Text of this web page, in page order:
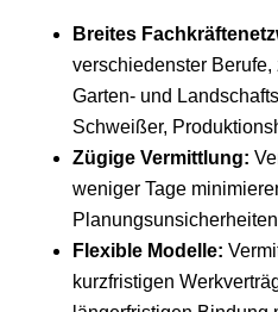
Breites
verschiedenster
Garten- und
Schweißer,
Zügige Vermittlung:
weniger Tage
Flexible Modelle:
kurzfristigen